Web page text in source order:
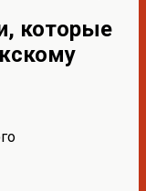
которые